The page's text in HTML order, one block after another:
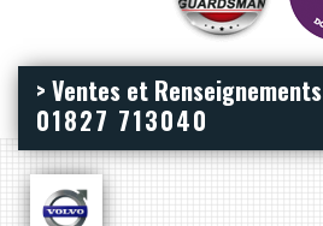
> Ventes et Renseignements
01827 713040